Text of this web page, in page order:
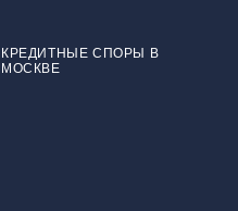
КРЕДИТНЫЕ СПОРЫ В
МОСКВЕ